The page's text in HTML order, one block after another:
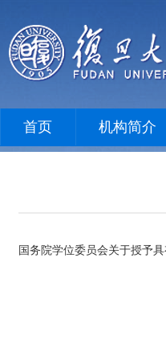
首页 机构简介
国务院学位委员会关于授予